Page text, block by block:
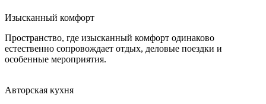
Изысканный комфорт
Пространство, где изысканный комфорт одинаково
естественно сопровождает отдых, деловые поездки и
особенные мероприятия.
Авторская кухня